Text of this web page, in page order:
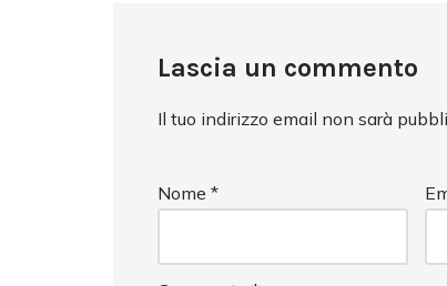
Lascia un commento
Il tuo indirizzo email non sarà
Nome *